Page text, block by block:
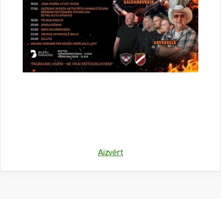
Aizvērt
FASAWAST
Statuss: Īstenošanā
15.04.2026. 2027.gads